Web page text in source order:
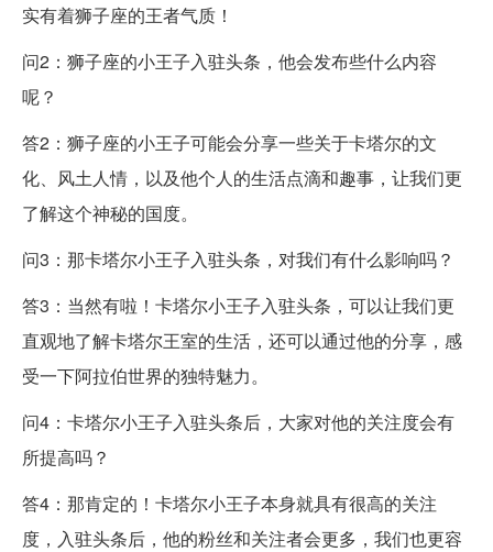
实有着狮子座的王者气质！
问2：狮子座的小王子入驻头条，他会发布些什么内容
呢？
答2：狮子座的小王子可能会分享一些关于卡塔尔的文
化、风土人情，以及他个人的生活点滴和趣事，让我们更
了解这个神秘的国度。
问3：那卡塔尔小王子入驻头条，对我们有什么影响吗？
答3：当然有啦！卡塔尔小王子入驻头条，可以让我们更
直观地了解卡塔尔王室的生活，还可以通过他的分享，感
受一下阿拉伯世界的独特魅力。
问4：卡塔尔小王子入驻头条后，大家对他的关注度会有
所提高吗？
答4：那肯定的！卡塔尔小王子本身就具有很高的关注
度，入驻头条后，他的粉丝和关注者会更多，我们也更容